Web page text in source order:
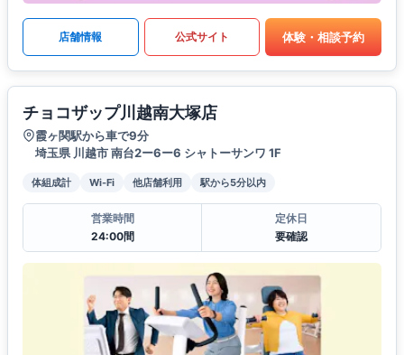
店舗情報 公式サイト 体験・相談予約
チョコザップ川越南大塚店
霞ヶ関駅から車で9分
埼玉県 川越市 南台2ー6ー6 シャトーサンワ 1F
体組成計 Wi-Fi 他店舗利用 駅から5分以内
営業時間
24:00間
定休日
要確認